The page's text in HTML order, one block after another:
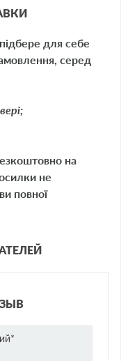
2
для себе
серед
на
не
повної